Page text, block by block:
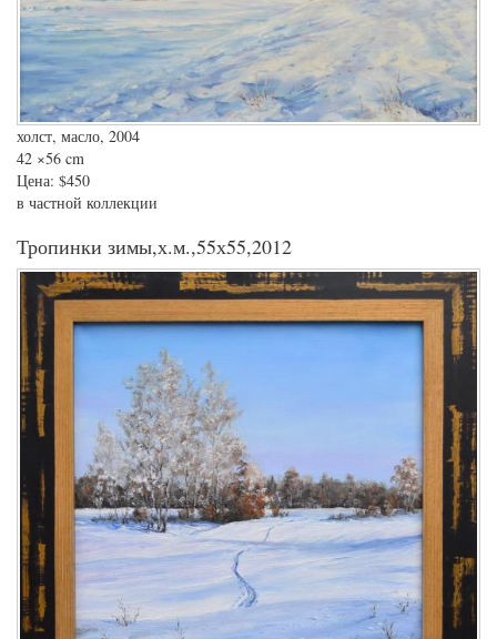
холст, масло, 2004
42 ×56 cm
Цена: $450
в частной коллекции
Тропинки зимы,х.м.,55х55,2012